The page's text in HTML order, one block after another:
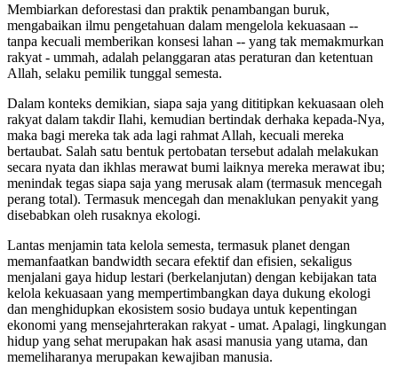
Membiarkan deforestasi dan praktik penambangan buruk,
mengabaikan ilmu pengetahuan dalam mengelola kekuasaan --
tanpa kecuali memberikan konsesi lahan -- yang tak memakmurkan
rakyat - ummah, adalah pelanggaran atas peraturan dan ketentuan
Allah, selaku pemilik tunggal semesta.
Dalam konteks demikian, siapa saja yang dititipkan kekuasaan oleh
rakyat dalam takdir Ilahi, kemudian bertindak derhaka kepada-Nya,
maka bagi mereka tak ada lagi rahmat Allah, kecuali mereka
bertaubat. Salah satu bentuk pertobatan tersebut adalah melakukan
secara nyata dan ikhlas merawat bumi laiknya mereka merawat ibu;
menindak tegas siapa saja yang merusak alam (termasuk mencegah
perang total). Termasuk mencegah dan menaklukan penyakit yang
disebabkan oleh rusaknya ekologi.
Lantas menjamin tata kelola semesta, termasuk planet dengan
memanfaatkan bandwidth secara efektif dan efisien, sekaligus
menjalani gaya hidup lestari (berkelanjutan) dengan kebijakan tata
kelola kekuasaan yang mempertimbangkan daya dukung ekologi
dan menghidupkan ekosistem sosio budaya untuk kepentingan
ekonomi yang mensejahrterakan rakyat - umat. Apalagi, lingkungan
hidup yang sehat merupakan hak asasi manusia yang utama, dan
memeliharanya merupakan kewajiban manusia.